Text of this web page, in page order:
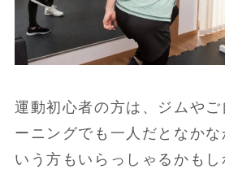
運動初心者の方は、ジムや
ーニングでも一人だとなかな
いう方もいらっしゃるかも